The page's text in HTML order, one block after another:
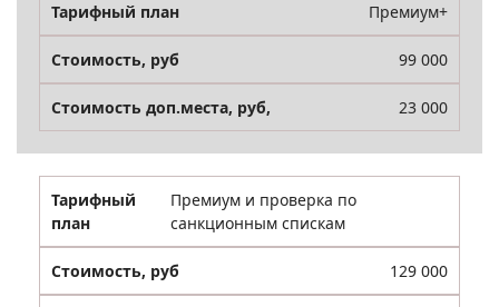
Премиум+
99 000
23 000
Премиум и проверка по
санкционным спискам
129 000